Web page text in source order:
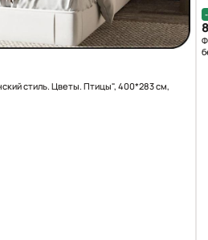
стиль. Цветы. Птицы", 400*283 см,